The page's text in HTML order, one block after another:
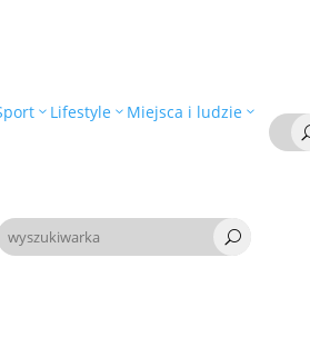
Lifestyle Miejsca i ludzie
U